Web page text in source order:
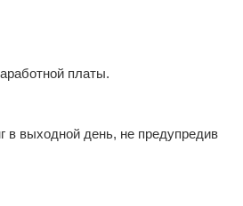
платы.
в выходной день, не предупредив